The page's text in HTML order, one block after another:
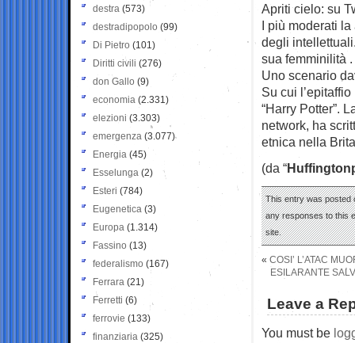
Apriti cielo: su
I più moderati
degli
sua femminilità .
Uno scenario
Su cui
“Harry Potter”.
network, ha
etnica nella
(da “
This entry was posted
any responses to this
site.
« COSI’ L’ATAC
ESILARANTE
Leave a
You must be
destra (573)
destradipopolo (99)
Di Pietro (101)
Diritti civili (276)
don Gallo (9)
economia (2.331)
elezioni (3.303)
emergenza (3.077)
Energia (45)
Esselunga (2)
Esteri (784)
Eugenetica (3)
Europa (1.314)
Fassino (13)
federalismo (167)
Ferrara (21)
Ferretti (6)
ferrovie (133)
finanziaria (325)